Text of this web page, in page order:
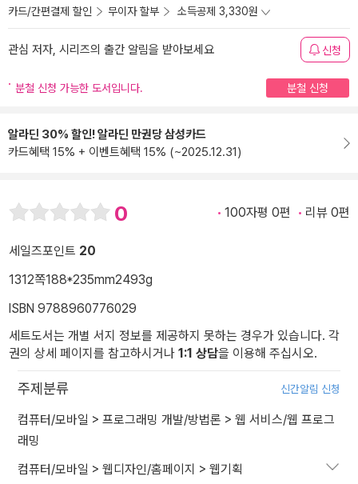
카드/간편결제 할인 무이자 할부 소득공제 3,330원
관심 저자, 시리즈의 출간 알림을 받아보세요 신청
분철 신청 가능한 도서입니다. 분철 신청
알라딘 30% 할인! 알라딘 만권당 삼성카드
카드혜택 15% + 이벤트혜택 15% (~2025.12.31)
0 100자평 0편 리뷰 0편
세일즈포인트 20
1312쪽188*235mm2493g
ISBN 9788960776029
세트도서는 개별 서지 정보를 제공하지 못하는 경우가 있습니다. 각
권의 상세 페이지를 참고하시거나 1:1 상담을 이용해 주십시오.
주제분류 신간알림 신청
컴퓨터/모바일 > 프로그래밍 개발/방법론 > 웹 서비스/웹 프로그
래밍
컴퓨터/모바일 > 웹디자인/홈페이지 > 웹기획